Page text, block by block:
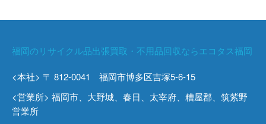
福岡のリサイクル品出張買取・不用品回収ならエコタス福岡
<本社> 〒 812-0041 福岡市博多区吉塚5-6-15
<営業所> 福岡市、大野城、春日、太宰府、糟屋郡、筑紫野
営業所